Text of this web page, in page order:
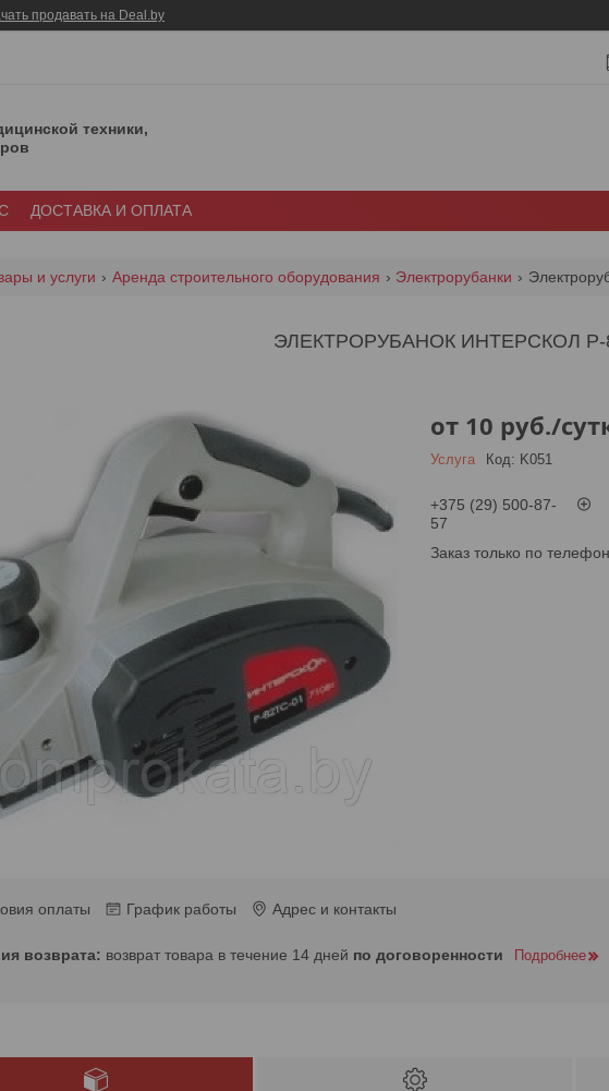
продавать на Deal.by
техники,
ДОСТАВКА И ОПЛАТА
и услуги Аренда строительного оборудования Электрорубанки
ЭЛЕКТРОРУБАНОК ИНТЕРСКОЛ Р-
от 10 руб./
Услуга Код: K051
+375 (29) 500-87-
57
Заказ только по
оплаты График работы Адрес и контакты
возврат товара в течение 14 дней по договоренности Подробнее